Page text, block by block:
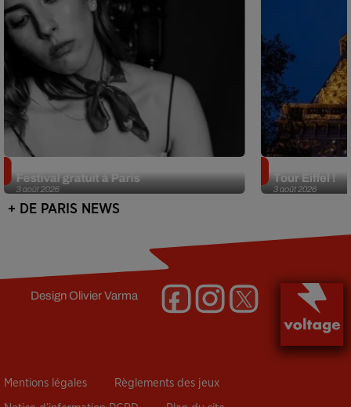
3 août 2026
Festival gratuit à Paris
3 août 2026
Tour Eiffel !
+ DE PARIS NEWS
DesignOlivier Varma
Mentions légales Règlements des jeux